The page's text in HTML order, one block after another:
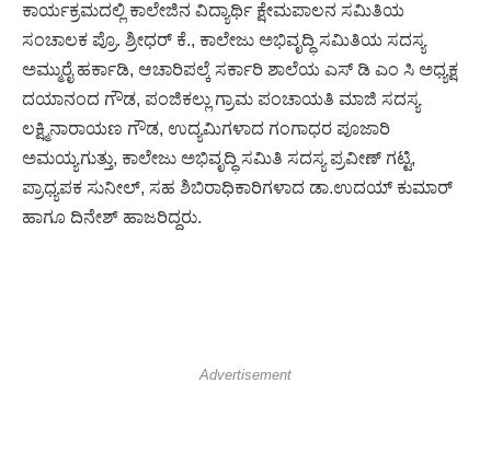
ಕಾರ್ಯಕ್ರಮದಲ್ಲಿ ಕಾಲೇಜಿನ ವಿದ್ಯಾರ್ಥಿ ಕ್ಷೇಮಪಾಲನ ಸಮಿತಿಯ
ಸಂಚಾಲಕ ಪ್ರೊ. ಶ್ರೀಧರ್ ಕೆ., ಕಾಲೇಜು ಅಭಿವೃದ್ಧಿ ಸಮಿತಿಯ ಸದಸ್ಯ
ಅಮ್ಮುರೈ ಹರ್ಕಾಡಿ, ಆಚಾರಿಪಲ್ಕೆ ಸರ್ಕಾರಿ ಶಾಲೆಯ ಎಸ್ ಡಿ ಎಂ ಸಿ ಅಧ್ಯಕ್ಷ
ದಯಾನಂದ ಗೌಡ, ಪಂಜಿಕಲ್ಲು ಗ್ರಾಮ ಪಂಚಾಯತಿ ಮಾಜಿ ಸದಸ್ಯ
ಲಕ್ಷ್ಮಿನಾರಾಯಣ ಗೌಡ, ಉದ್ಯಮಿಗಳಾದ ಗಂಗಾಧರ ಪೂಜಾರಿ
ಅಮಯ್ಯಗುತ್ತು, ಕಾಲೇಜು ಅಭಿವೃದ್ಧಿ ಸಮಿತಿ ಸದಸ್ಯ ಪ್ರವೀಣ್ ಗಟ್ಟಿ,
ಪ್ರಾಧ್ಯಪಕ ಸುನೀಲ್, ಸಹ ಶಿಬಿರಾಧಿಕಾರಿಗಳಾದ ಡಾ.ಉದಯ್ ಕುಮಾರ್
ಹಾಗೂ ದಿನೇಶ್ ಹಾಜರಿದ್ದರು.
Advertisement